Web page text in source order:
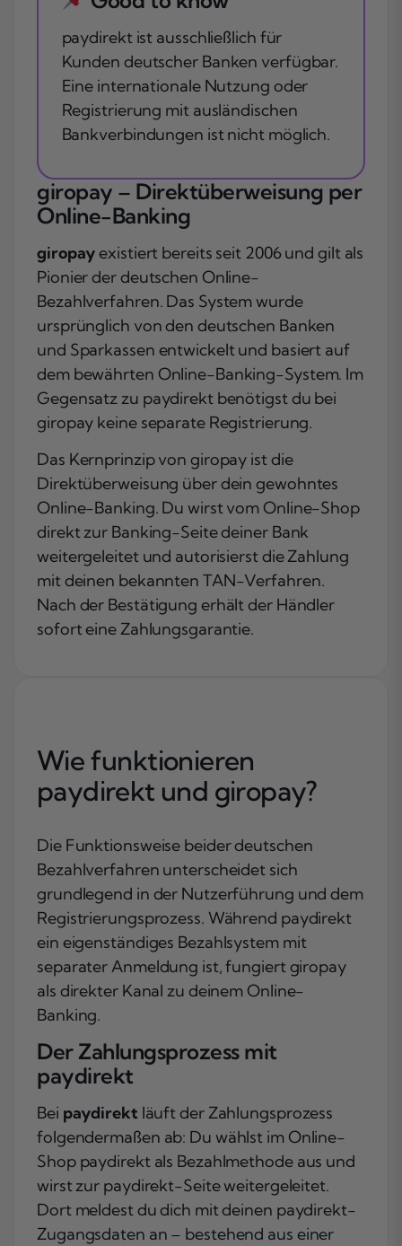
paydirekt ist ausschließlich für
Kunden deutscher Banken verfügbar.
Eine internationale Nutzung oder
Registrierung mit ausländischen
Bankverbindungen ist nicht möglich.
giropay – Direktüberweisung per
Online-Banking
giropayexistiert bereits seit 2006 und gilt als
Pionier der deutschen Online-
Bezahlverfahren. Das System wurde
ursprünglich von den deutschen Banken
und Sparkassen entwickelt und basiert auf
dem bewährten Online-Banking-System. Im
Gegensatz zu paydirekt benötigst du bei
giropay keine separate Registrierung.
Das Kernprinzip von giropay ist die
Direktüberweisung über dein gewohntes
Online-Banking. Du wirst vom Online-Shop
direkt zur Banking-Seite deiner Bank
weitergeleitet und autorisierst die Zahlung
mit deinen bekannten TAN-Verfahren.
Nach der Bestätigung erhält der Händler
sofort eine Zahlungsgarantie.
Wie funktionieren
paydirekt und giropay?
Die Funktionsweise beider deutschen
Bezahlverfahren unterscheidet sich
grundlegend in der Nutzerführung und dem
Registrierungsprozess. Während paydirekt
ein eigenständiges Bezahlsystem mit
separater Anmeldung ist, fungiert giropay
als direkter Kanal zu deinem Online-
Banking.
Der Zahlungsprozess mit
paydirekt
Bei paydirekt läuft der Zahlungsprozess
folgendermaßen ab: Du wählst im Online-
Shop paydirekt als Bezahlmethode aus und
wirst zur paydirekt-Seite weitergeleitet.
Dort meldest du dich mit deinen paydirekt-
Zugangsdaten an – bestehend aus einer